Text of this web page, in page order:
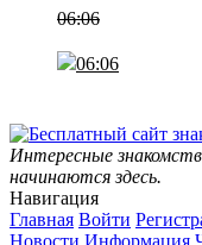
06:06
06:06
Интересные
начинаются здесь.
Навигация
Главная Войти